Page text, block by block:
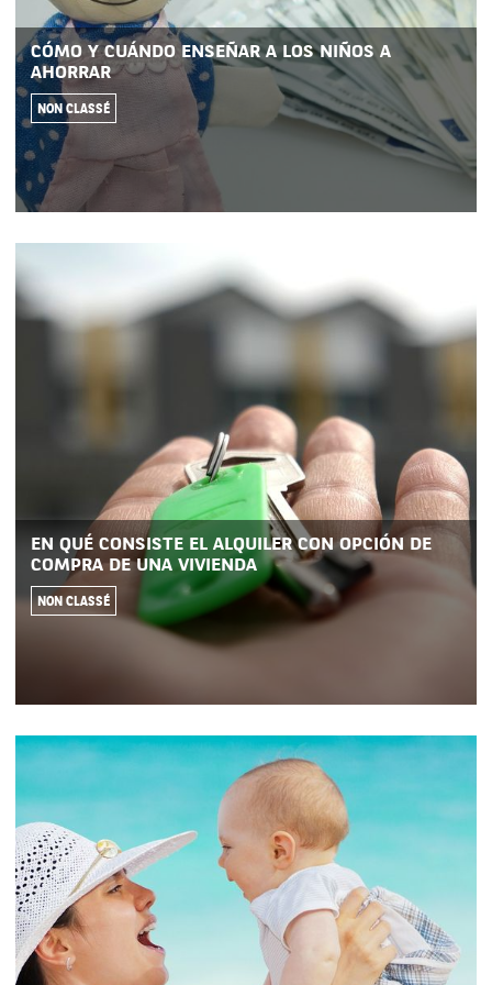
CÓMO Y CUÁNDO ENSEÑAR A LOS NIÑOS A
AHORRAR
NON CLASSÉ
EN QUÉ CONSISTE EL ALQUILER CON OPCIÓN DE
COMPRA DE UNA VIVIENDA
NON CLASSÉ